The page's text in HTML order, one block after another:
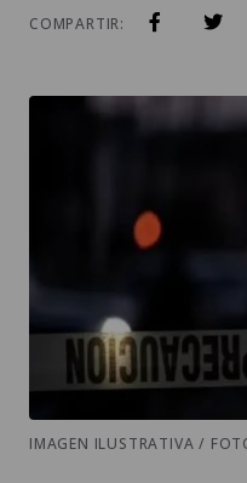
COMPARTIR:
IMAGEN ILUSTRATIVA /